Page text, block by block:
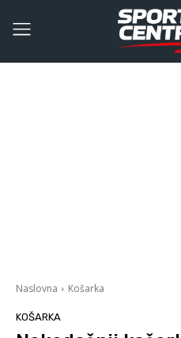
Naslovna Košarka
KOŠARKA